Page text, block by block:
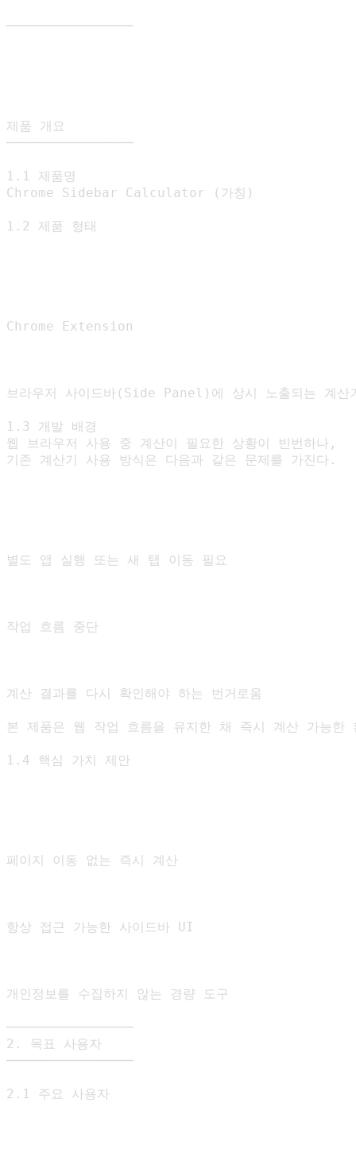
────────────────
제품 개요
────────────────
1.1 제품명
Chrome Sidebar Calculator (가칭)
1.2 제품 형태
Chrome Extension
브라우저 사이드바(Side Panel)에 상시 노출되는 계산
1.3 개발 배경
웹 브라우저 사용 중 계산이 필요한 상황이 빈번하나,
기존 계산기 사용 방식은 다음과 같은 문제를 가진다.
별도 앱 실행 또는 새 탭 이동 필요
작업 흐름 중단
계산 결과를 다시 확인해야 하는 번거로움
본 제품은 웹 작업 흐름을 유지한 채 즉시 계산 가능한
1.4 핵심 가치 제안
페이지 이동 없는 즉시 계산
항상 접근 가능한 사이드바 UI
개인정보를 수집하지 않는 경량 도구
────────────────
2. 목표 사용자
────────────────
2.1 주요 사용자